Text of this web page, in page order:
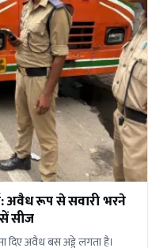
अवैध रूप से सवारी भरने
सीज
अवैध बस अड्डे लगता है।